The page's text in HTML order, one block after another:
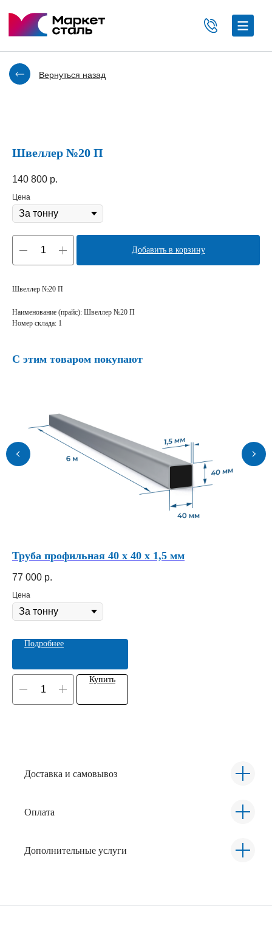
Вернуться назад
Швеллер №20 П
140 800 р.
Цена
Добавить в корзину
Швеллер №20 П
Наименование (прайс): Швеллер №20 П
Номер склада: 1
С этим товаром покупают
Труба профильная 40 х 40 х 1,5 мм
77 000 р.
Цена
Подробнее
Купить
Доставка и самовывоз
Оплата
Дополнительные услуги